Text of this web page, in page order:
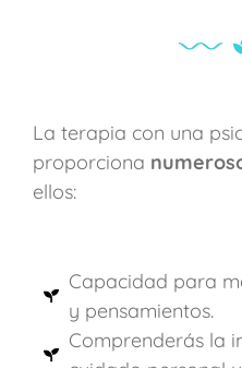
La terapia con una
proporciona
ellos:
Capacidad para
y pensamientos.
Comprenderás la